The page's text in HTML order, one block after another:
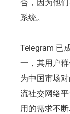
合，因为他
系统。
Telegram 已
一，其用户
为中国市场
流社交网络
用的需求不